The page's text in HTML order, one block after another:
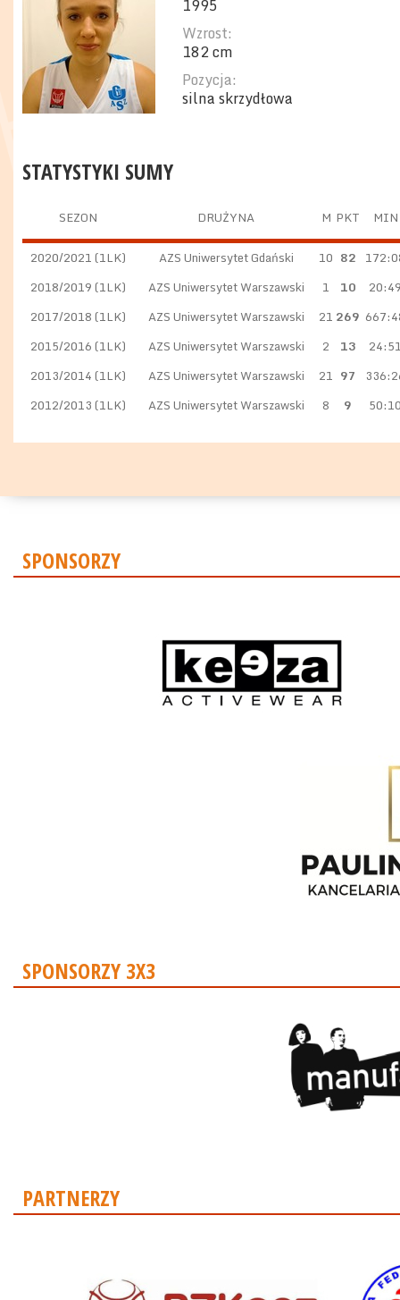
1995
Wzrost:
182 cm
Pozycja:
silna skrzydłowa
STATYSTYKI SUMY
SEZON DRUŻYNA M PKT MIN
2020/2021 (1LK) AZS Uniwersytet Gdański 10 82
2018/2019 (1LK)
AZS Uniwersytet Warszawski 1 10
2017/2018 (1LK)
AZS Uniwersytet Warszawski 21 269
2015/2016 (1LK)
AZS Uniwersytet Warszawski 2 13
2013/2014 (1LK)
AZS Uniwersytet Warszawski 21 97
2012/2013 (1LK)
AZS Uniwersytet Warszawski 8 9
SPONSORZY
SPONSORZY 3X3
PARTNERZY